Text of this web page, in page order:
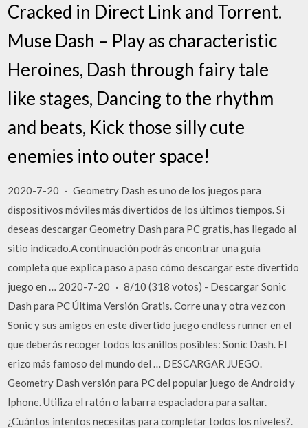
Cracked in Direct Link and Torrent.
Muse Dash – Play as characteristic
Heroines, Dash through fairy tale
like stages, Dancing to the rhythm
and beats, Kick those silly cute
enemies into outer space!
2020-7-20 · Geometry Dash es uno de los juegos para
dispositivos móviles más divertidos de los últimos tiempos. Si
deseas descargar Geometry Dash para PC gratis, has llegado al
sitio indicado.A continuación podrás encontrar una guía
completa que explica paso a paso cómo descargar este divertido
juego en … 2020-7-20 · 8/10 (318 votos) - Descargar Sonic
Dash para PC Última Versión Gratis. Corre una y otra vez con
Sonic y sus amigos en este divertido juego endless runner en el
que deberás recoger todos los anillos posibles: Sonic Dash. El
erizo más famoso del mundo del … DESCARGAR JUEGO.
Geometry Dash versión para PC del popular juego de Android y
Iphone. Utiliza el ratón o la barra espaciadora para saltar.
¿Cuántos intentos necesitas para completar todos los niveles?.